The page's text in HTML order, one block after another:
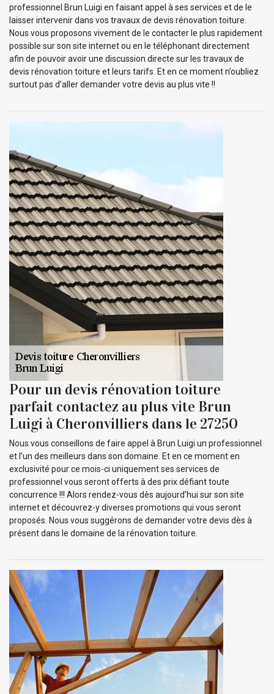
professionnel Brun Luigi en faisant appel à ses services et de le
laisser intervenir dans vos travaux de devis rénovation toiture.
Nous vous proposons vivement de le contacter le plus rapidement
possible sur son site internet ou en le téléphonant directement
afin de pouvoir avoir une discussion directe sur les travaux de
devis rénovation toiture et leurs tarifs. Et en ce moment n’oubliez
surtout pas d’aller demander votre devis au plus vite !!
Pour un devis rénovation toiture
parfait contactez au plus vite Brun
Luigi à Cheronvilliers dans le 27250
Nous vous conseillons de faire appel à Brun Luigi un professionnel
et l’un des meilleurs dans son domaine. Et en ce moment en
exclusivité pour ce mois-ci uniquement ses services de
professionnel vous seront offerts à des prix défiant toute
concurrence !!! Alors rendez-vous dès aujourd’hui sur son site
internet et découvrez-y diverses promotions qui vous seront
proposés. Nous vous suggérons de demander votre devis dès à
présent dans le domaine de la rénovation toiture.